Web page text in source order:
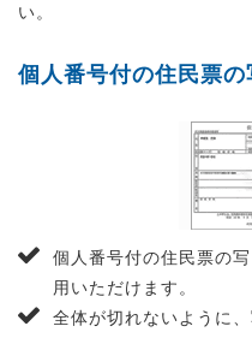
い。
個人番号付の住民票の
個人番号付の住民票の
用いただけます。
全体が切れないように